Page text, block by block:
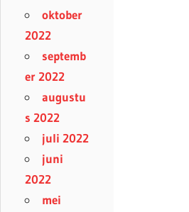
oktober
2022
septemb
er 2022
augustu
s 2022
juli 2022
juni
2022
mei